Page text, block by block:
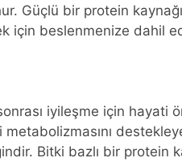
Güçlü bir protein
için beslenmenize dahil
iyileşme için hayati
metabolizmasını
Bitki bazlı bir protein